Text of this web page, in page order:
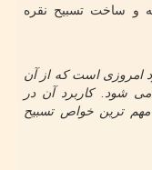
و ساخت تسبیح نقره
امروزی است که از آن
شود. کاربرد آن در
مهم ترین خواص تسبیح